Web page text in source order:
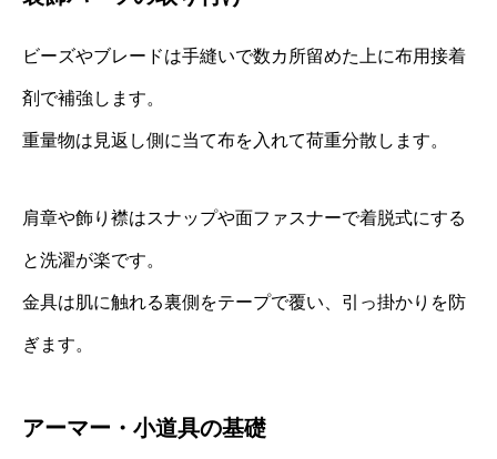
ビーズやブレードは手縫いで数カ所留めた上に布用接着
剤で補強します。
重量物は見返し側に当て布を入れて荷重分散します。
肩章や飾り襟はスナップや面ファスナーで着脱式にする
と洗濯が楽です。
金具は肌に触れる裏側をテープで覆い、引っ掛かりを防
ぎます。
アーマー・小道具の基礎